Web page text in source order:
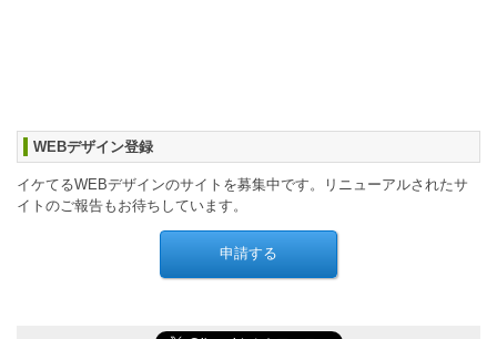
WEBデザイン登録
イケてるWEBデザインのサイトを募集中です。リニューアルされたサ
イトのご報告もお待ちしています。